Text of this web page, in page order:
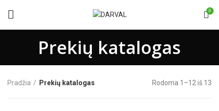
0
Prekių katalogas
Pradžia Prekių katalogas Rodoma 1–12 iš 13